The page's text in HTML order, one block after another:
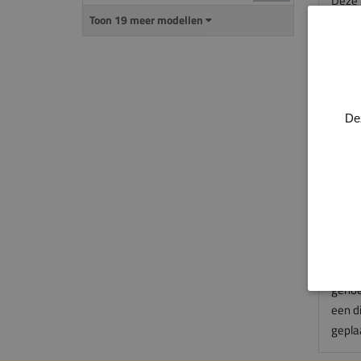
Toon 19 meer modellen
De
een